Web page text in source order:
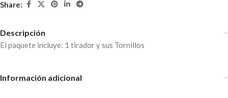
Share:
Descripción
El paquete incluye: 1 tirador y sus Tornillos
Información adicional